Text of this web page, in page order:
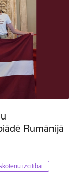
Rumānijā
izcilībai